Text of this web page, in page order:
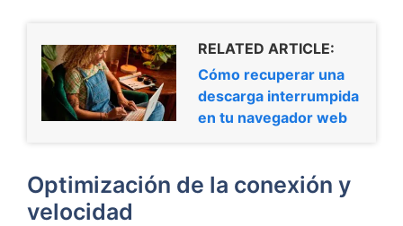
RELATED ARTICLE:
Cómo recuperar una
descarga interrumpida
en tu navegador web
Optimización de la conexión y
velocidad